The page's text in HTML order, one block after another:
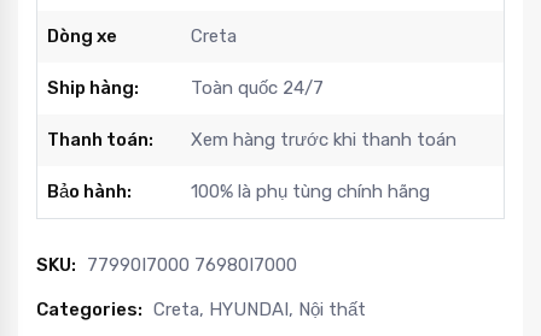
Dòng xe Creta
Ship hàng: Toàn quốc 24/7
Thanh toán: Xem hàng trước khi thanh toán
Bảo hành: 100% là phụ tùng chính hãng
SKU: 77990I7000 76980I7000
Categories: Creta, HYUNDAI, Nội thất